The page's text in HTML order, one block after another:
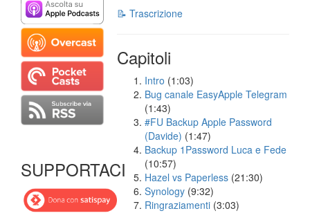
SUPPORTACI
📝 Trascrizione
Capitoli
Intro (1:03)
Bug canale EasyApple Telegram
(1:43)
#FU Backup Apple Password
(Davide) (1:47)
Backup 1Password Luca e Fede
(10:57)
Hazel vs Paperless (21:30)
Synology (9:32)
Ringraziamenti (3:03)